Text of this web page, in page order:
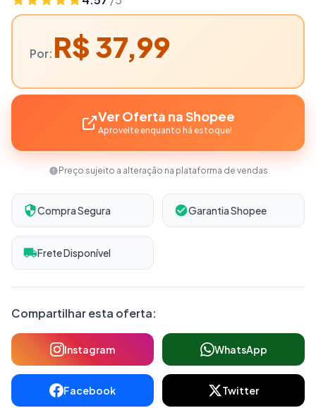
Por: R$ 37,99
Ver Oferta na Shopee
Aproveite enquanto há estoque!
Preço sujeito a alteração na plataforma de vendas
Compra Segura Garantia Shopee
Frete Disponível
Compartilhar esta oferta:
Instagram WhatsApp
Facebook Twitter